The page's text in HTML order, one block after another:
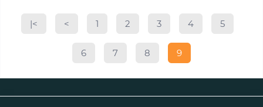
|< < 1 2 3 4 5
6 7 8 9